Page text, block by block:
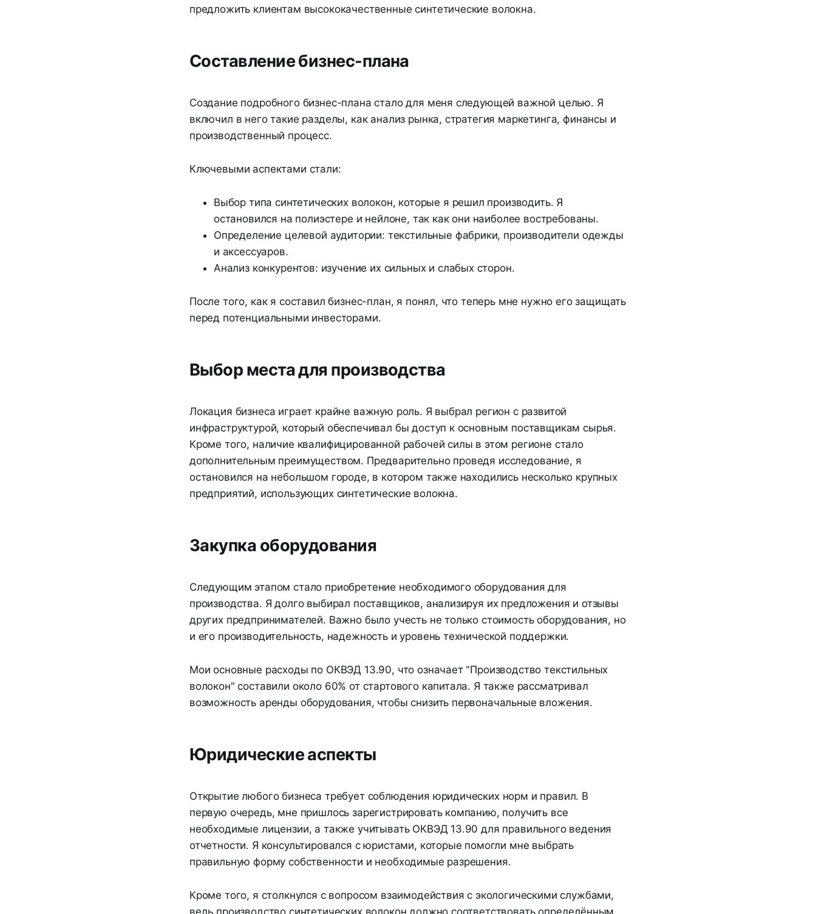
предложить клиентам высококачественные синтетические волокна.
Составление бизнес-плана
Создание подробного бизнес-плана стало для меня следующей важной целью. Я
включил в него такие разделы, как анализ рынка, стратегия маркетинга, финансы и
производственный процесс.
Ключевыми аспектами стали:
Выбор типа синтетических волокон, которые я решил производить. Я
остановился на полиэстере и нейлоне, так как они наиболее востребованы.
Определение целевой аудитории: текстильные фабрики, производители одежды
и аксессуаров.
Анализ конкурентов: изучение их сильных и слабых сторон.
После того, как я составил бизнес-план, я понял, что теперь мне нужно его защищать
перед потенциальными инвесторами.
Выбор места для производства
Локация бизнеса играет крайне важную роль. Я выбрал регион с развитой
инфраструктурой, который обеспечивал бы доступ к основным поставщикам сырья.
Кроме того, наличие квалифицированной рабочей силы в этом регионе стало
дополнительным преимуществом. Предварительно проведя исследование, я
остановился на небольшом городе, в котором также находились несколько крупных
предприятий, использующих синтетические волокна.
Закупка оборудования
Следующим этапом стало приобретение необходимого оборудования для
производства. Я долго выбирал поставщиков, анализируя их предложения и отзывы
других предпринимателей. Важно было учесть не только стоимость оборудования, но
и его производительность, надежность и уровень технической поддержки.
Мои основные расходы по ОКВЭД 13.90, что означает "Производство текстильных
волокон" составили около 60% от стартового капитала. Я также рассматривал
возможность аренды оборудования, чтобы снизить первоначальные вложения.
Юридические аспекты
Открытие любого бизнеса требует соблюдения юридических норм и правил. В
первую очередь, мне пришлось зарегистрировать компанию, получить все
необходимые лицензии, а также учитывать ОКВЭД 13.90 для правильного ведения
отчетности. Я консультировался с юристами, которые помогли мне выбрать
правильную форму собственности и необходимые разрешения.
Кроме того, я столкнулся с вопросом взаимодействия с экологическими службами,